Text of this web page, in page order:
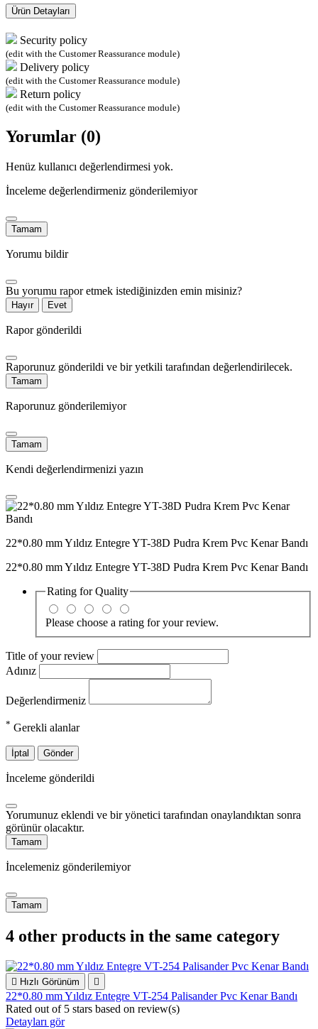
Ürün Detayları
Security policy
(edit with the Customer Reassurance module)
Delivery policy
(edit with the Customer Reassurance module)
Return policy
(edit with the Customer Reassurance module)
Yorumlar (0)
Henüz kullanıcı değerlendirmesi yok.
İnceleme değerlendirmeniz gönderilemiyor
Tamam
Yorumu bildir
Bu yorumu rapor etmek istediğinizden emin misiniz?
Hayır Evet
Rapor gönderildi
Raporunuz gönderildi ve bir yetkili tarafından değerlendirilecek.
Tamam
Raporunuz gönderilemiyor
Tamam
Kendi değerlendirmenizi yazın
22*0.80 mm Yıldız Entegre YT-38D Pudra Krem Pvc Kenar Bandı
22*0.80 mm Yıldız Entegre YT-38D Pudra Krem Pvc Kenar Bandı
Rating forQuality
Please choose a rating for your review.
Title of your review
Adınız
Değerlendirmeniz
* Gerekli alanlar
İptal Gönder
İnceleme gönderildi
Yorumunuz eklendi ve bir yönetici tarafından onaylandıktan sonra
görünür olacaktır.
Tamam
İncelemeniz gönderilemiyor
Tamam
4 other products in the same category
 Hızlı Görünüm 
22*0.80 mm Yıldız Entegre VT-254 Palisander Pvc Kenar Bandı
Rated out of 5 stars based on review(s)
Detayları gör